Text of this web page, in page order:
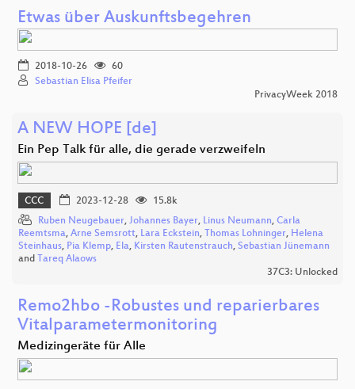
Etwas über Auskunftsbegehren
2018-10-26
60
Sebastian Elisa Pfeifer
PrivacyWeek 2018
A NEW HOPE [de]
Ein Pep Talk für alle, die gerade verzweifeln
CCC 2023-12-28
15.8k
Ruben Neugebauer, Johannes Bayer, Linus Neumann, Carla
Reemtsma, Arne Semsrott, Lara Eckstein, Thomas Lohninger, Helena
Steinhaus, Pia Klemp, Ela, Kirsten Rautenstrauch, Sebastian Jünemann
and Tareq Alaows
37C3: Unlocked
Remo2hbo -Robustes und reparierbares
Vitalparametermonitoring
Medizingeräte für Alle